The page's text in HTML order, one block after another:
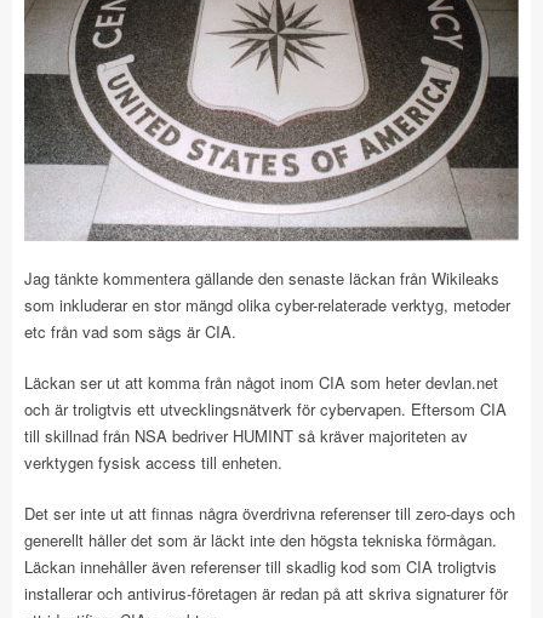
Jag tänkte kommentera gällande den senaste läckan från Wikileaks
som inkluderar en stor mängd olika cyber-relaterade verktyg, metoder
etc från vad som sägs är CIA.
Läckan ser ut att komma från något inom CIA som heter devlan.net
och är troligtvis ett utvecklingsnätverk för cybervapen. Eftersom CIA
till skillnad från NSA bedriver HUMINT så kräver majoriteten av
verktygen fysisk access till enheten.
Det ser inte ut att finnas några överdrivna referenser till zero-days och
generellt håller det som är läckt inte den högsta tekniska förmågan.
Läckan innehåller även referenser till skadlig kod som CIA troligtvis
installerar och antivirus-företagen är redan på att skriva signaturer för